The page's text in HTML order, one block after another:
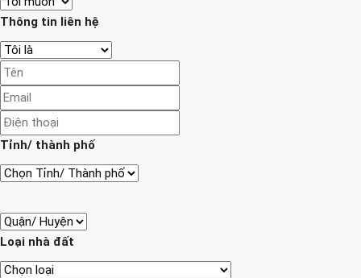
Thông tin liên hệ
Tỉnh/ thành phố
Loại nhà đất